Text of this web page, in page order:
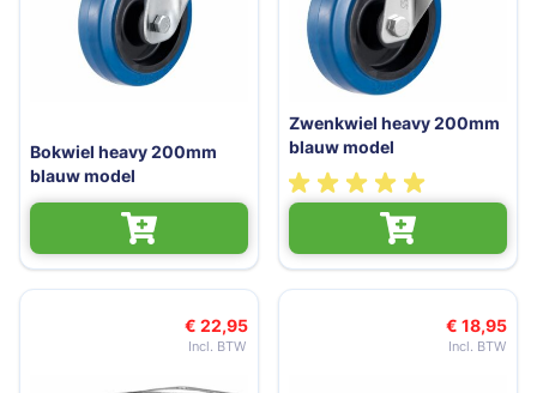
Bokwiel heavy 200mm
blauw model
Zwenkwiel heavy 200mm
blauw model
€ 22,95 € 18,95